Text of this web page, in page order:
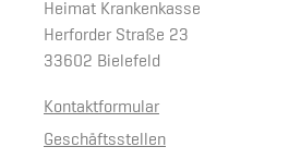
Heimat Krankenkasse
Herforder Straße 23
33602 Bielefeld
Kontaktformular
Geschäftsstellen